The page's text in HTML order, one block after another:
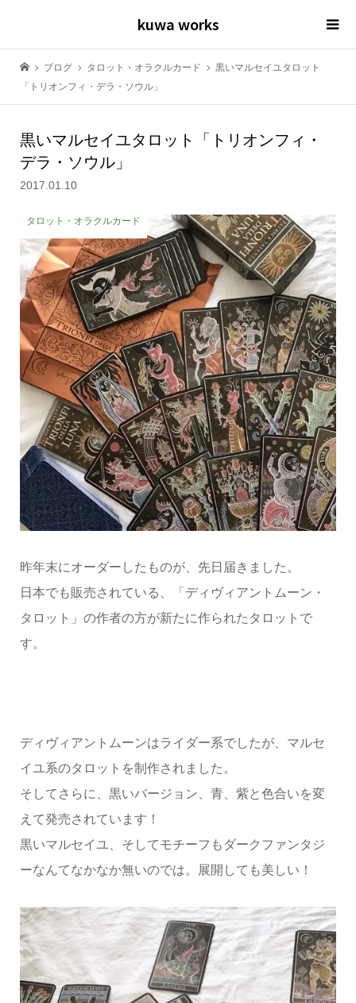
kuwa works
ブログ タロット・オラクルカード
黒いマルセイユタロット
「トリオンフィ・デラ・ソウル」
黒いマルセイユタロット「トリオンフィ・
デラ・ソウル」
2017.01.10
タロット・オラクルカード
昨年末にオーダーしたものが、先日届きました。
日本でも販売されている、「ディヴィアントムーン・
タロット」の作者の方が新たに作られたタロットで
す。
ディヴィアントムーンはライダー系でしたが、マルセ
イユ系のタロットを制作されました。
そしてさらに、黒いバージョン、青、紫と色合いを変
えて発売されています！
黒いマルセイユ、そしてモチーフもダークファンタジ
ーなんてなかなか無いのでは。展開しても美しい！